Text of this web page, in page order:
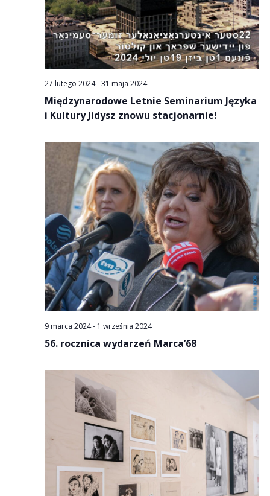
27 lutego 2024-31 maja 2024
Międzynarodowe Letnie Seminarium Języka
i Kultury Jidysz znowu stacjonarnie!
9 marca 2024- 1 września 2024
56. rocznica wydarzeń Marca’68